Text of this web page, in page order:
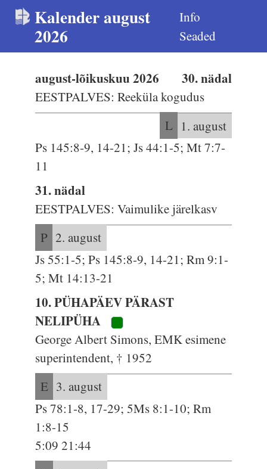
Kalender august
2026
Info
Seaded
30. nädal
august-lõikuskuu 2026
EESTPALVES: Reeküla kogudus
L 1. august
Ps 145:8-9, 14-21; Js 44:1-5; Mt 7:7-
11
31. nädal
EESTPALVES: Vaimulike järelkasv
P 2. august
Js 55:1-5; Ps 145:8-9, 14-21; Rm 9:1-
5; Mt 14:13-21
10. PÜHAPÄEV PÄRAST
NELIPÜHA
George Albert Simons, EMK esimene
superintendent, † 1952
E 3. august
Ps 78:1-8, 17-29; 5Ms 8:1-10; Rm
1:8-15
5:09 21:44